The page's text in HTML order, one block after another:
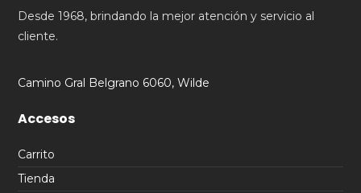
Desde 1968, brindando la mejor atención y servicio al
cliente.
Camino Gral Belgrano 6060, Wilde
Accesos
Carrito
Tienda